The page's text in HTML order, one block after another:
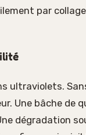
par
ultraviolets.
Une bâche de
dégradation